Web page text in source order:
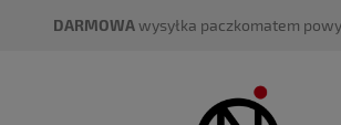
DARMOWAwysyłka paczkomatem